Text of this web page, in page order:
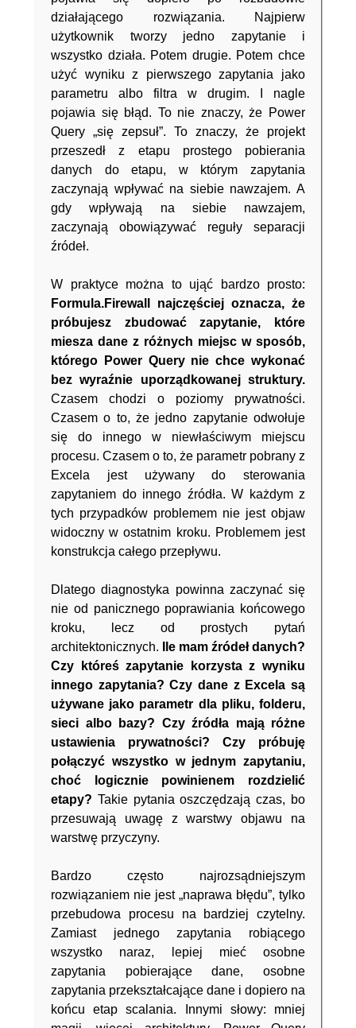
działającego rozwiązania. Najpierw
użytkownik tworzy jedno zapytanie i
wszystko działa. Potem drugie. Potem chce
użyć wyniku z pierwszego zapytania jako
parametru albo filtra w drugim. I nagle
pojawia się błąd. To nie znaczy, że Power
Query „się zepsuł”. To znaczy, że projekt
przeszedł z etapu prostego pobierania
danych do etapu, w którym zapytania
zaczynają wpływać na siebie nawzajem. A
gdy wpływają na siebie nawzajem,
zaczynają obowiązywać reguły separacji
źródeł.
W praktyce można to ująć bardzo prosto:
Formula.Firewall najczęściej oznacza, że
próbujesz zbudować zapytanie, które
miesza dane z różnych miejsc w sposób,
którego Power Query nie chce wykonać
bez wyraźnie uporządkowanej struktury.
Czasem chodzi o poziomy prywatności.
Czasem o to, że jedno zapytanie odwołuje
się do innego w niewłaściwym miejscu
procesu. Czasem o to, że parametr pobrany z
Excela jest używany do sterowania
zapytaniem do innego źródła. W każdym z
tych przypadków problemem nie jest objaw
widoczny w ostatnim kroku. Problemem jest
konstrukcja całego przepływu.
Dlatego diagnostyka powinna zaczynać się
nie od panicznego poprawiania końcowego
kroku, lecz od prostych pytań
architektonicznych.
Ile mam źródeł danych?
Czy któreś zapytanie korzysta z wyniku
innego zapytania? Czy dane z Excela są
używane jako parametr dla pliku, folderu,
sieci albo bazy? Czy źródła mają różne
ustawienia prywatności? Czy próbuję
połączyć wszystko w jednym zapytaniu,
choć logicznie powinienem rozdzielić
etapy? Takie pytania oszczędzają czas, bo
przesuwają uwagę z warstwy objawu na
warstwę przyczyny.
Bardzo często najrozsądniejszym
rozwiązaniem nie jest „naprawa błędu”, tylko
przebudowa procesu na bardziej czytelny.
Zamiast jednego zapytania robiącego
wszystko naraz, lepiej mieć osobne
zapytania pobierające dane, osobne
zapytania przekształcające dane i dopiero na
końcu etap scalania. Innymi słowy: mniej